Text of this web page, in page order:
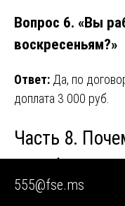
Вопрос 6. «Вы
воскресеньям?»
Ответ: Да, по
доплата 3 000 руб.
Часть 8.
Судебных
выбор в
555@fse.ms